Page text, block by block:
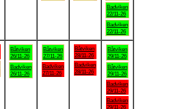
Badviken
22/11-26
Badviken
22/11-26
Båtviken
26/11-26
Badviken
26/11-26
Båtviken
27/11-26
Badviken
27/11-26
Båtviken
28/11-26
Badviken
28/11-26
Båtviken
29/11-26
Båtviken
29/11-26
Badviken
29/11-26
Badviken
29/11-26